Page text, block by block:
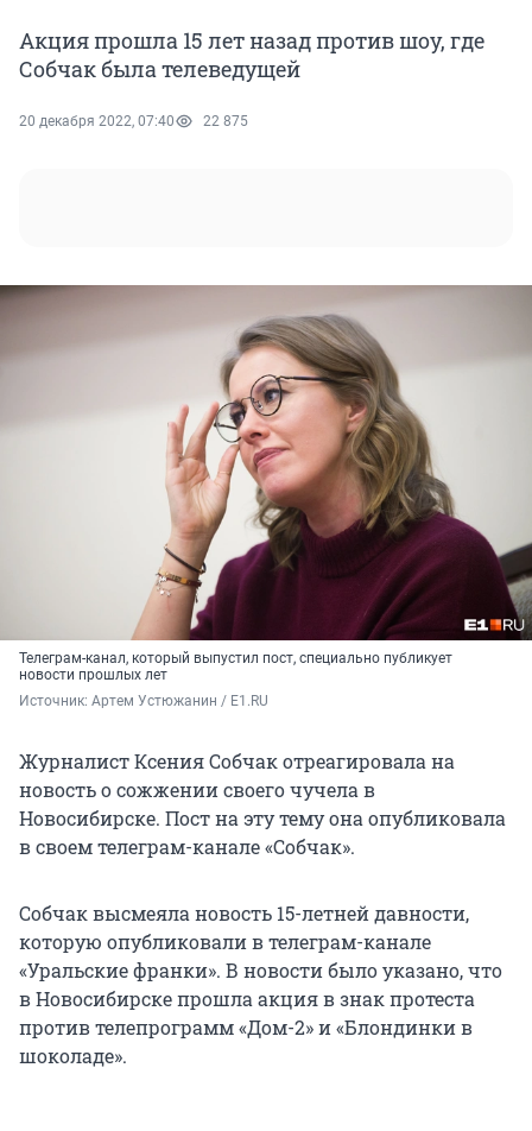
Акция прошла 15 лет назад против шоу, где
Собчак была телеведущей
20 декабря 2022, 07:40 22 875
Телеграм-канал, который выпустил пост, специально публикует
новости прошлых лет
Источник: Артем Устюжанин / E1.RU
Журналист Ксения Собчак отреагировала на
новость о сожжении своего чучела в
Новосибирске. Пост на эту тему она опубликовала
в своем телеграм-канале «Собчак».
Собчак высмеяла новость 15-летней давности,
которую опубликовали в телеграм-канале
«Уральские франки». В новости было указано, что
в Новосибирске прошла акция в знак протеста
против телепрограмм «Дом-2» и «Блондинки в
шоколаде».